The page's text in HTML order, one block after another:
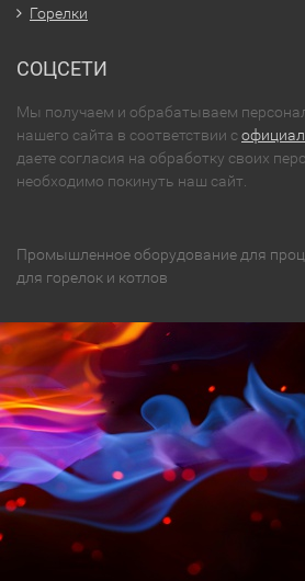
Горелки
СОЦСЕТИ
Мы получаем и обрабатываем
нашего сайта в соответствии с
даете согласия на обработку своих
необходимо покинуть наш сайт.
Промышленное оборудование для
для горелок и котлов